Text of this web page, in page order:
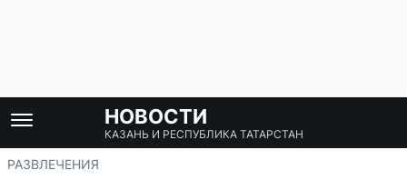
НОВОСТИ
КАЗАНЬ И РЕСПУБЛИКА ТАТАРСТАН
РАЗВЛЕЧЕНИЯ